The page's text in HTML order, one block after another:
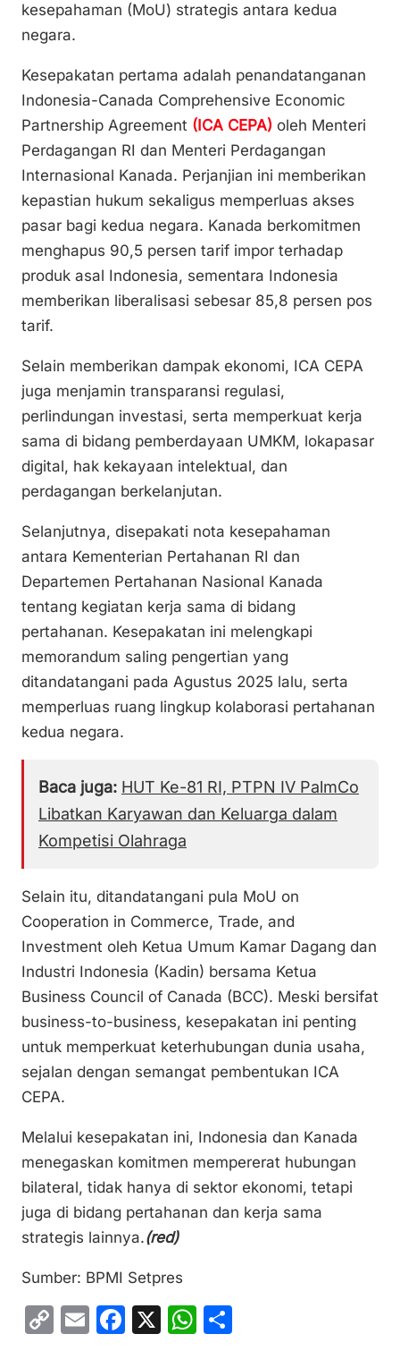
kesepahaman (MoU) strategis antara kedua
negara.
Kesepakatan pertama adalah penandatanganan
Indonesia-Canada Comprehensive Economic
Partnership Agreement (ICA CEPA) oleh Menteri
Perdagangan RI dan Menteri Perdagangan
Internasional Kanada. Perjanjian ini memberikan
kepastian hukum sekaligus memperluas akses
pasar bagi kedua negara. Kanada berkomitmen
menghapus 90,5 persen tarif impor terhadap
produk asal Indonesia, sementara Indonesia
memberikan liberalisasi sebesar 85,8 persen pos
tarif.
Selain memberikan dampak ekonomi, ICA CEPA
juga menjamin transparansi regulasi,
perlindungan investasi, serta memperkuat kerja
sama di bidang pemberdayaan UMKM, lokapasar
digital, hak kekayaan intelektual, dan
perdagangan berkelanjutan.
Selanjutnya, disepakati nota kesepahaman
antara Kementerian Pertahanan RI dan
Departemen Pertahanan Nasional Kanada
tentang kegiatan kerja sama di bidang
pertahanan. Kesepakatan ini melengkapi
memorandum saling pengertian yang
ditandatangani pada Agustus 2025 lalu, serta
memperluas ruang lingkup kolaborasi pertahanan
kedua negara.
Baca juga: HUT Ke-81 RI, PTPN IV PalmCo
Libatkan Karyawan dan Keluarga dalam
Kompetisi Olahraga
Selain itu, ditandatangani pula MoU on
Cooperation in Commerce, Trade, and
Investment oleh Ketua Umum Kamar Dagang dan
Industri Indonesia (Kadin) bersama Ketua
Business Council of Canada (BCC). Meski bersifat
business-to-business, kesepakatan ini penting
untuk memperkuat keterhubungan dunia usaha,
sejalan dengan semangat pembentukan ICA
CEPA.
Melalui kesepakatan ini, Indonesia dan Kanada
menegaskan komitmen mempererat hubungan
bilateral, tidak hanya di sektor ekonomi, tetapi
juga di bidang pertahanan dan kerja sama
strategis lainnya.(red)
Sumber: BPMI Setpres
C
E
F
X
W